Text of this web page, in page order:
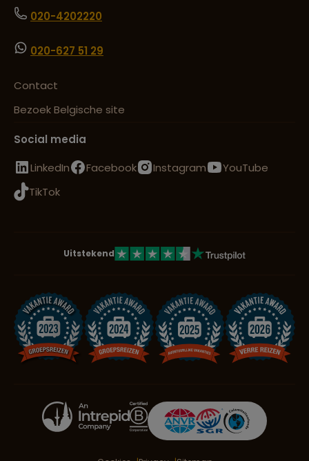
020-4202220
020-627 51 29
Contact
Bezoek Belgische site
Social media
LinkedIn
Facebook Instagram
YouTube
TikTok
Uitstekend